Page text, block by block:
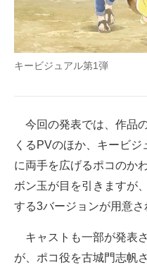
キービジュアル第1弾
今回の発表では、作品
くるPVのほか、キービジ
に両手を広げるポコのか
ボン玉が目を引きますが
する3バージョンが用意さ
キャストも一部が発表
が、ポコ役を古城門志帆